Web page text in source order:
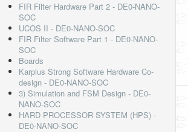
FIR Filter Hardware Part 2 - DE0-NANO-
SOC
UCOS II - DE0-NANO-SOC
FIR Filter Software Part 1 - DE0-NANO-
SOC
Boards
Karplus Strong Software Hardware Co-
design - DE0-NANO-SOC
3) Simulation and FSM Design - DE0-
NANO-SOC
HARD PROCESSOR SYSTEM (HPS) -
DE0-NANO-SOC